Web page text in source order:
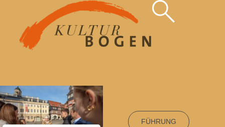
Inhalt
springen
FÜHRUNG